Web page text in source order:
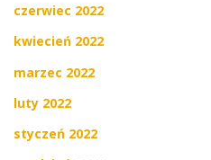
czerwiec 2022
kwiecień 2022
marzec 2022
luty 2022
styczeń 2022